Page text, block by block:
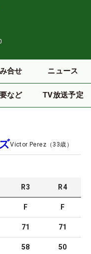
合せ ニュース
など TV放送予定
Victor Perez （ 33歳）
R3 R4
F F
71 71
58 50